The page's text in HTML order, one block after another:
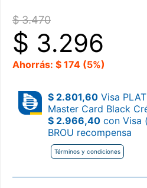
$ 3.470
$ 3.296
Ahorrás: $ 174 (5%)
$ 2.801,60 Visa
Master Card Black
$ 2.966,40 con Visa
BROU recompensa
Términos y condiciones